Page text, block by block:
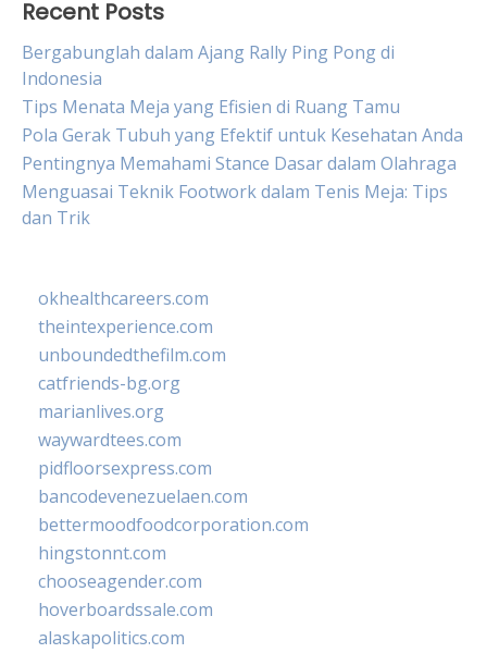
Recent Posts
Bergabunglah dalam Ajang Rally Ping Pong di
Indonesia
Tips Menata Meja yang Efisien di Ruang Tamu
Pola Gerak Tubuh yang Efektif untuk Kesehatan Anda
Pentingnya Memahami Stance Dasar dalam Olahraga
Menguasai Teknik Footwork dalam Tenis Meja: Tips
dan Trik
okhealthcareers.com
theintexperience.com
unboundedthefilm.com
catfriends-bg.org
marianlives.org
waywardtees.com
pidfloorsexpress.com
bancodevenezuelaen.com
bettermoodfoodcorporation.com
hingstonnt.com
chooseagender.com
hoverboardssale.com
alaskapolitics.com